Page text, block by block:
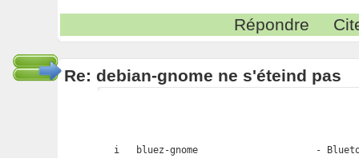
Répondre
Re: debian-gnome ne s'éteind pas
i   bluez-gnome                     -